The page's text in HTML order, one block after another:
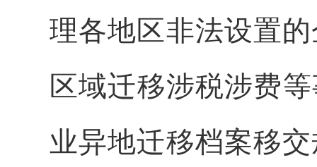
理各地区非法设置
区域迁移涉税涉费
业异地迁移档案移